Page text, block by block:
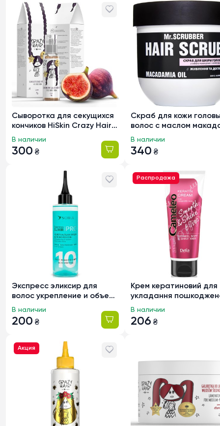
Сыворотка для секущихся
кончиков HiSkin Crazy Hair с
ароматом Инжир, 50мл
300 ₴
В наличии
Скраб для кожи
волос с маслом
и кератином
Hair Scrub Macadamia
250г
340 ₴
В наличии
Экспресс эликсир для
волос укрепление и объем
Soika «Зеркальная вода»,
200мл
200 ₴
В наличии
Распродажа
Крем кератиновий для
укладання
волосся Delia Cameleo
Smooth & Shine 60 sec,
250мл
206 ₴
В наличии
Акция